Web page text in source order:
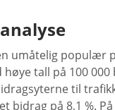
umåtelig populær
tall på 100
til
bidrag på 8,1 %.